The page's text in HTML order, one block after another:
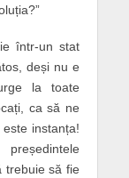
într-un stat
deși nu e
la toate
ca să ne
instanța!
trebuie să fie